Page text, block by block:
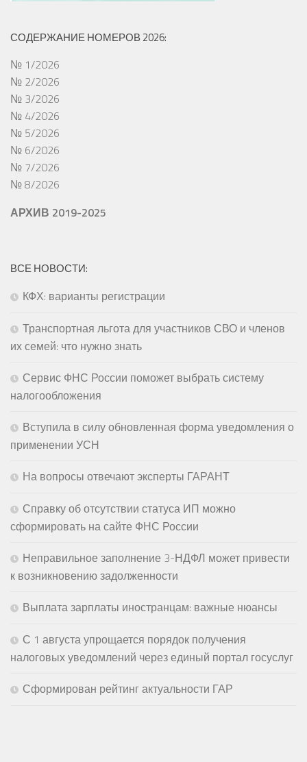
СОДЕРЖАНИЕ НОМЕРОВ 2026:
№ 1/2026
№ 2/2026
№ 3/2026
№ 4/2026
№ 5/2026
№ 6/2026
№ 7/2026
№ 8/2026
АРХИВ 2019-2025
ВСЕ НОВОСТИ:
КФХ: варианты регистрации
Транспортная льгота для участников СВО и членов
их семей: что нужно знать
Сервис ФНС России поможет выбрать систему
налогообложения
Вступила в силу обновленная форма уведомления о
применении УСН
На вопросы отвечают эксперты ГАРАНТ
Справку об отсутствии статуса ИП можно
сформировать на сайте ФНС России
Неправильное заполнение 3-НДФЛ может привести
к возникновению задолженности
Выплата зарплаты иностранцам: важные нюансы
С 1 августа упрощается порядок получения
налоговых уведомлений через единый портал госуслуг
Сформирован рейтинг актуальности ГАР